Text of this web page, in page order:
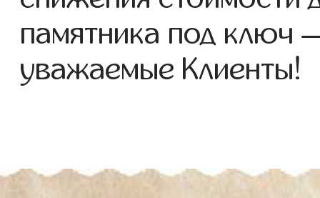
памятника под
уважаемые Клиенты!